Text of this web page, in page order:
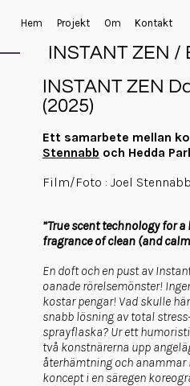
Hem Projekt Om Kontakt
INSTANT ZEN
INSTANT ZEN
(2025)
Ett samarbete mellan
Stennabb och Hedda
Film/Foto : Joel
”True scent technology for
fragrance of clean (and
En doft och en pust av
oanade rörelsemönster!
kostar pengar! Vad skulle
snabb lösning av total
sprayflaska? Ur ett
två konstnärerna upp
återhämtning och
koncept i en säregen